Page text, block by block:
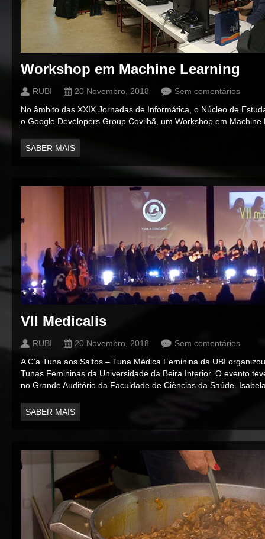
Workshop em Machine Learning
RUBI 20 Novembro, 2018
Sem comentários
No âmbito das XXIX Jornadas de Informática, o Núcleo de
o Google Developers Group Covilhã, um Workshop em
SABER MAIS
VII Medicalis
RUBI 20 Novembro, 2018
Sem comentários
A C’a Tuna aos Saltos – Tuna Médica Feminina da UBI
Tunas Femininas da Universidade da Beira Interior. O evento
no Grande Auditório da Faculdade de Ciências da Saúde.
SABER MAIS